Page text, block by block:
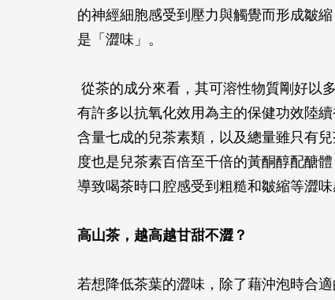
的神經細胞感受到壓力與觸覺而形成皺
是「澀味」。
從茶的成分來看，其可溶性物質剛好以
有許多以抗氧化效用為主的保健功效陸
含量七成的兒茶素類，以及總量雖只有
度也是兒茶素百倍至千倍的黃酮醇配醣
導致喝茶時口腔感受到粗糙和皺縮等澀味
高山茶，越高越甘甜不澀？
若想降低茶葉的澀味，除了藉沖泡時合